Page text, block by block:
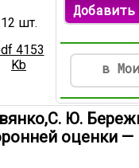
12 шт.
4153
Kb
в
Ю.
оценки —